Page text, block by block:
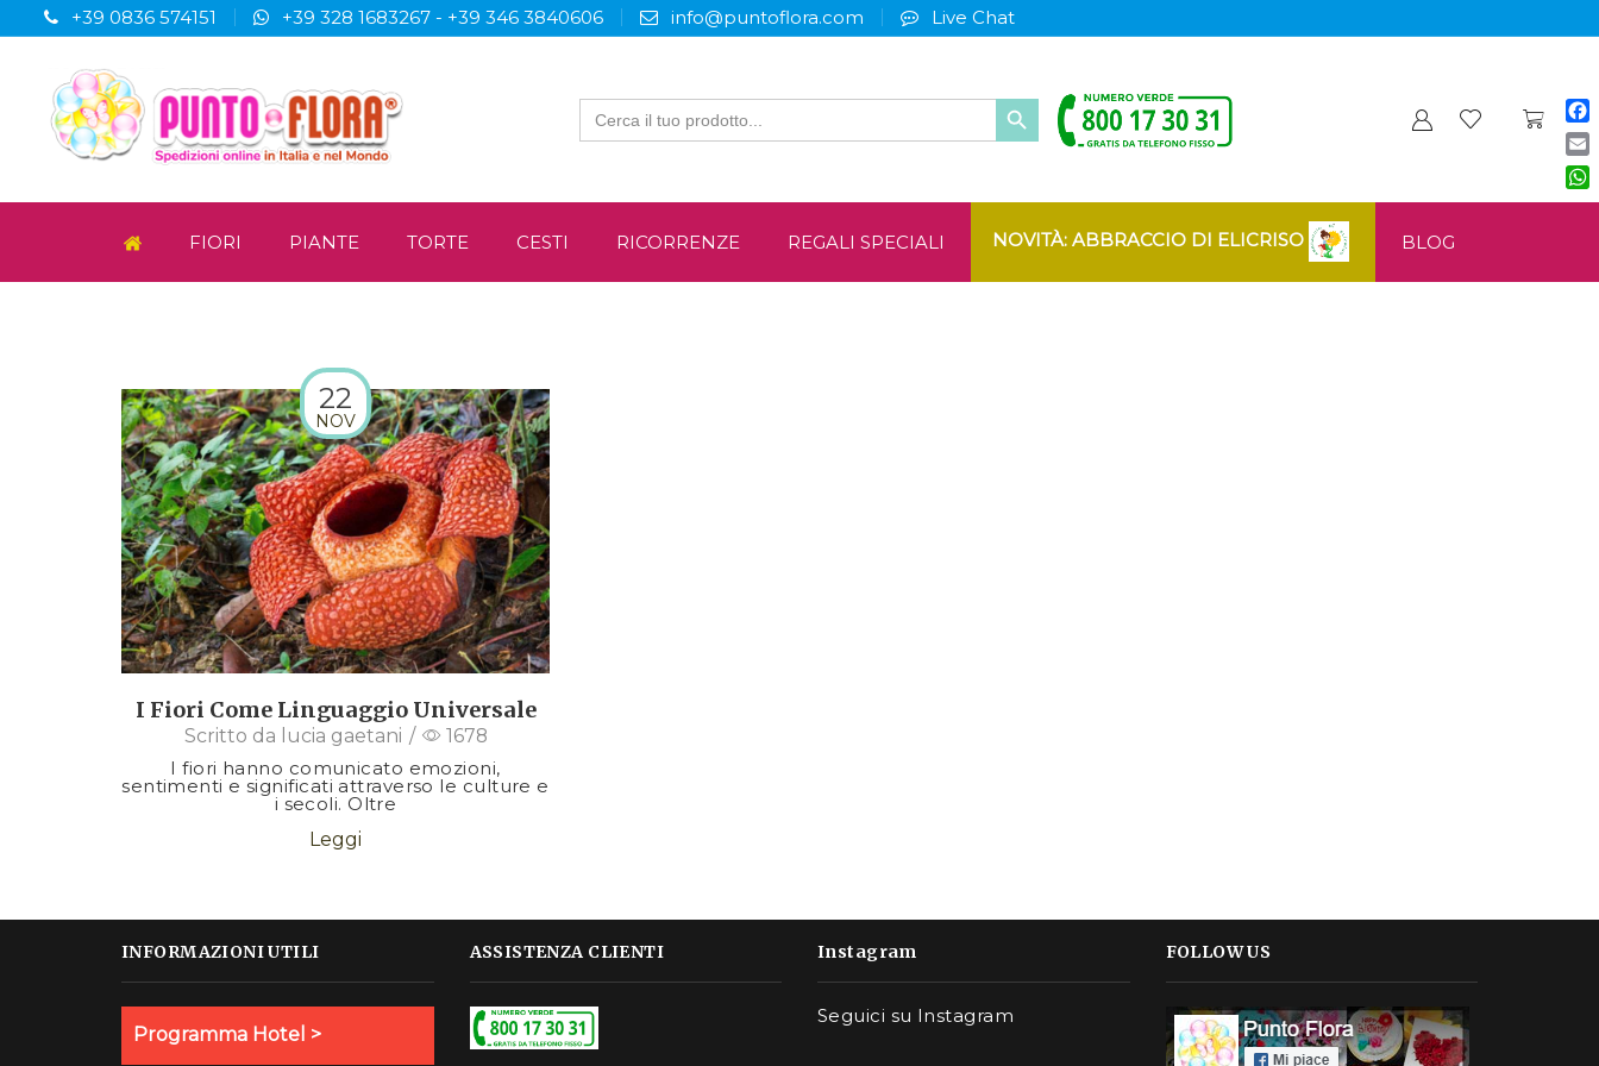
+39 0836 574151 +39 328 1683267 - +39 346 3840606 info@puntoflora.com Live Chat
Search
for:
FIORI PIANTE TORTE CESTI RICORRENZE REGALI SPECIALI NOVITÀ: ABBRACCIO DI ELICRISO BLOG
22
NOV
I Fiori Come Linguaggio Universale
Scritto da lucia gaetani /
1678
I fiori hanno comunicato emozioni,
sentimenti e significati attraverso le culture e
i secoli. Oltre
Leggi
INFORMAZIONI UTILI
Programma Hotel >
ASSISTENZA CLIENTI Instagram
Seguici su Instagram
FOLLOW US